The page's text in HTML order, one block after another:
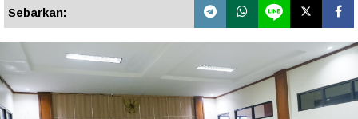
Sebarkan: